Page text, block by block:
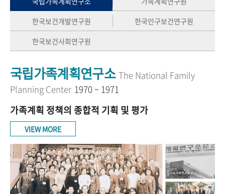
VR 역사관한국보건개발연구원
한국인구보건연구원
한국보건사회연구원
국립가족계획연구소 The National Family
Planning Center 1970 ~ 1971
가족계획 정책의 종합적 기획 및 평가
VIEW MORE